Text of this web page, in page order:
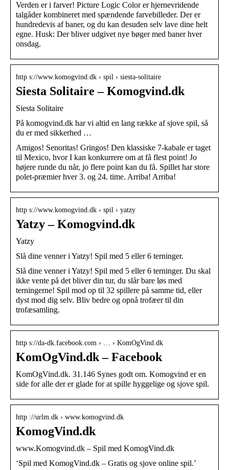
Verden er i farver! Picture Logic Color er hjernevridende
talgåder kombineret med spændende farvebilleder. Der er
hundredevis af baner, og du kan desuden selv lave dine helt
egne. Husk: Der bliver udgivet nye bøger med baner hver
onsdag.
http s://www.komogvind.dk › spil › siesta-solitaire
Siesta Solitaire – Komogvind.dk
Siesta Solitaire
På komogvind.dk har vi altid en lang række af sjove spil, så
du er med sikkerhed …
Amigos! Senoritas! Gringos! Den klassiske 7-kabale er taget
til Mexico, hvor I kan konkurrere om at få flest point! Jo
højere runde du når, jo flere point kan du få. Spillet har store
polet-præmier hver 3. og 24. time. Arriba! Arriba!
http s://www.komogvind.dk › spil › yatzy
Yatzy – Komogvind.dk
Yatzy
Slå dine venner i Yatzy! Spil med 5 eller 6 terninger.
Slå dine venner i Yatzy! Spil med 5 eller 6 terninger. Du skal
ikke vente på det bliver din tur, du slår bare løs med
terningerne! Spil mod op til 32 spillere på samme tid, eller
dyst mod dig selv. Bliv bedre og opnå trofæer til din
trofæsamling.
http s://da-dk.facebook.com › … › KomOgVind.dk
KomOgVind.dk – Facebook
KomOgVind.dk. 31.146 Synes godt om. Komogvind er en
side for alle der er glade for at spille hyggelige og sjove spil.
http ://urlm.dk › www.komogvind.dk
KomogVind.dk
www.Komogvind.dk – Spil med KomogVind.dk
‘Spil med KomogVind.dk – Gratis og sjove online spil.’